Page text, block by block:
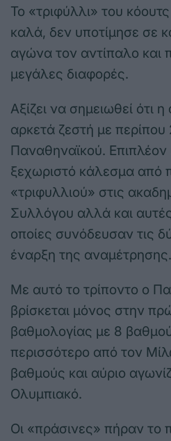
Το «τριφύλλι» του
καλά, δεν υποτίμησε σε
αγώνα τον αντίπαλο και
μεγάλες διαφορές.
Αξίζει να σημειωθεί ότι
αρκετά ζεστή με
Παναθηναϊκού.
ξεχωριστό κάλεσμα από
«τριφυλλιού» στις
Συλλόγου αλλά και
οποίες συνόδευσαν τις
έναρξη της αναμέτρησης.
Με αυτό το τρίποντο ο
βρίσκεται μόνος στην
βαθμολογίας με 8
περισσότερο από τον
βαθμούς και αύριο
Ολυμπιακό.
Οι «πράσινες» πήραν το